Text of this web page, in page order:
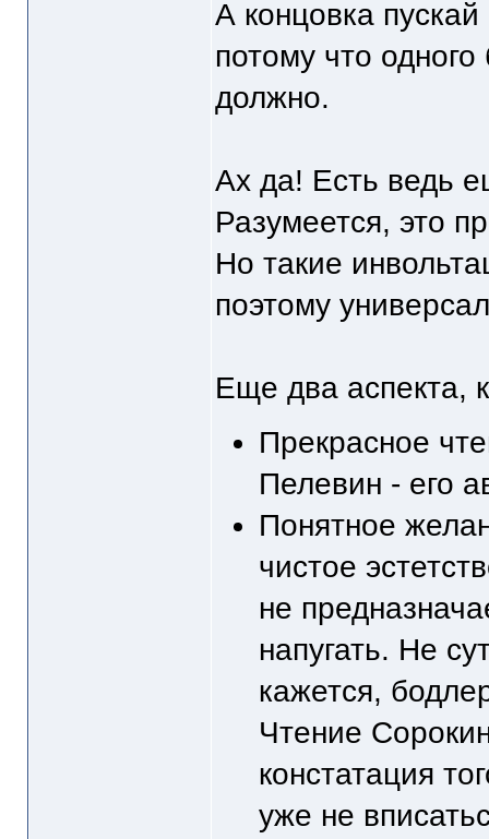
А концовка
потому что
должно.
Ах да! Есть ведь
Разумеется, это
Но такие
поэтому
Еще два аспекта,
Прекрасное
Пелевин - его
Понятное
чистое
не
напугать. Не
кажется,
Чтение
констатация
уже не